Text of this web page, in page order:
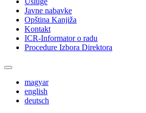
Javne nabavke
Opština Kanjiža
Kontakt
ICR-Informator o radu
Procedure Izbora Direktora
magyar
english
deutsch